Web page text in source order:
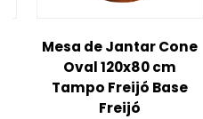
Mesa de Jantar Cone
Oval 120x80 cm
Tampo Freijó Base
Freijó